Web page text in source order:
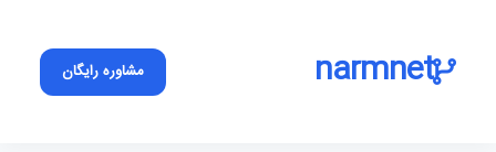
narmnet مشاوره رایگان